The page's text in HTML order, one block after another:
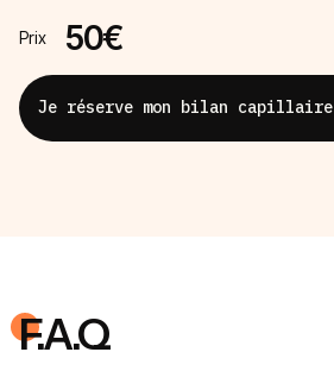
Prix 50€
Je réserve mon bilan capillaire
F.A.Q